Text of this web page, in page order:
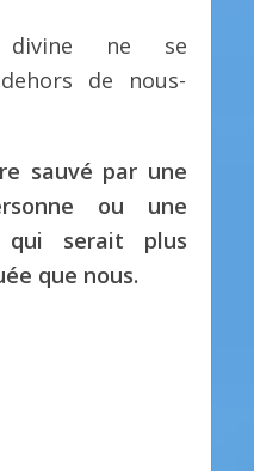
divine ne se
de nous-
sauvé par une
ou une
qui serait plus
que nous.